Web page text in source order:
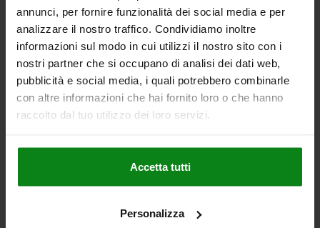
annunci, per fornire funzionalità dei social media e per
analizzare il nostro traffico. Condividiamo inoltre
informazioni sul modo in cui utilizzi il nostro sito con i
nostri partner che si occupano di analisi dei dati web,
pubblicità e social media, i quali potrebbero combinarle
con altre informazioni che hai fornito loro o che hanno
raccolto dal tuo utilizzo dei loro servizi.
Accetta tutti
Personalizza
DETAILS
CAD
DOWNLOADS